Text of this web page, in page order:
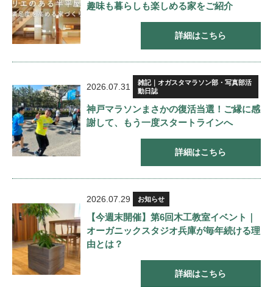
趣味も暮らしも楽しめる家をご紹介
詳細はこちら
2026.07.31
雑記｜オガスタマラソン部・写真部活
動日誌
神戸マラソンまさかの復活当選！ご縁に感
謝して、もう一度スタートラインへ
詳細はこちら
2026.07.29 お知らせ
【今週末開催】第6回木工教室イベント｜
オーガニックスタジオ兵庫が毎年続ける理
由とは？
詳細はこちら